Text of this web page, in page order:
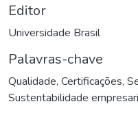
Editor
Universidade Brasil
Palavras-chave
Qualidade, Certificações,
Sustentabilidade